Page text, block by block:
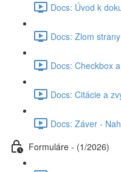
Docs: Úvod k
Docs: Zlom
Docs: Checkbox
Docs: Citácie a
Docs: Záver -
Formuláre - (1/2026)